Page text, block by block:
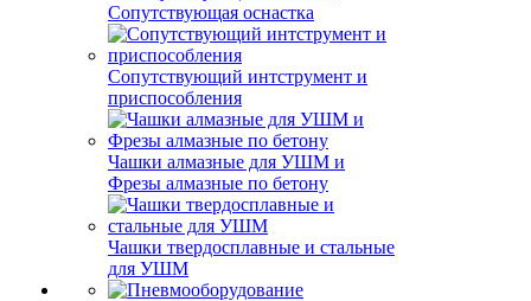
Сопутствующая оснастка
Сопутствующий интструмент и
приспособления
Чашки алмазные для УШМ и
Фрезы алмазные по бетону
Чашки твердосплавные и стальные
для УШМ